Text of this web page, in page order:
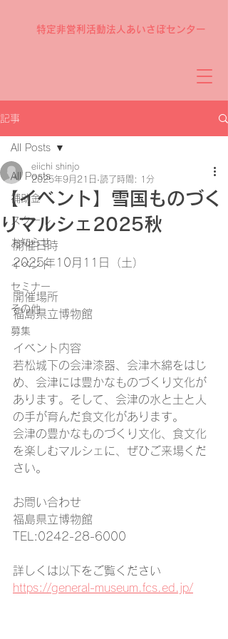
特定非営利活動法人あいさぽセンター
記事
All Posts
補助金
スクール
お知らせ
イベント
セミナー
その他
募集
All Posts
【イベント】雪国ものづく
りマルシェ2025秋
eiichi shinjo
2025年9月21日 読了時間: 1分
開催日時
2025年10月11日（土）
開催場所
福島県立博物館
イベント内容
若松城下の会津漆器、会津木綿をはじ
め、会津には豊かなものづくり文化が
あります。そして、会津の水と土と人
の手が育んだ食文化があります。
会津の豊かなものづくり文化、食文化
を楽しむマルシェに、ぜひご来場くだ
さい。
お問い合わせ
福島県立博物館
TEL:0242-28-6000
詳しくは以下をご覧ください
https://general-museum.fcs.ed.jp/